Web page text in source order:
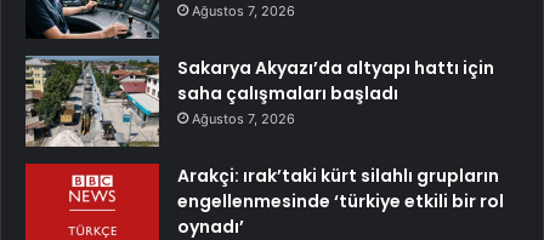
Ağustos 7, 2026
Sakarya Akyazı’da altyapı hattı için
saha çalışmaları başladı
Ağustos 7, 2026
Arakçi: ırak’taki kürt silahlı grupların
engellenmesinde ‘türkiye etkili bir rol
oynadı’